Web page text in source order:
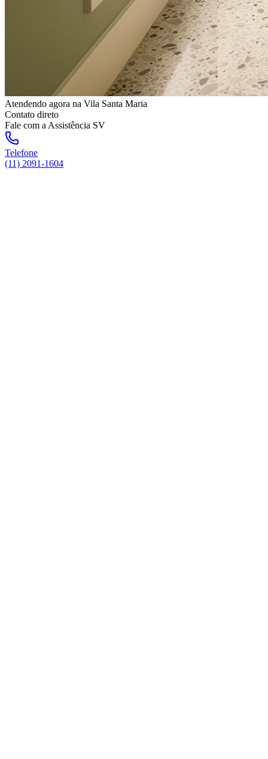
Atendendo agora na Vila Santa Maria
Contato direto
Fale com a Assistência SV
Telefone
(11) 2091-1604